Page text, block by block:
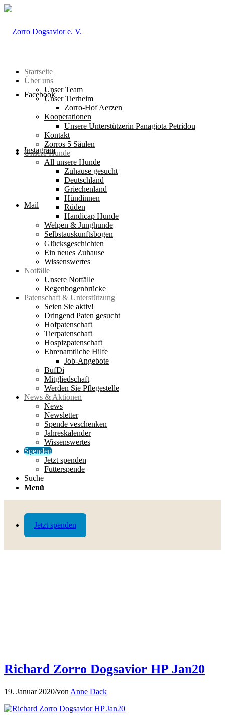
Jetzt spenden
Facebook
Instagram
Mail
Startseite
Über uns
Unser Team
Unser Tierheim
Zorro-Hof Aerzen
Kooperationen
Unsere Unterstützerin Panagiota Petridou
Kontakt
Zorros 5 Säulen
Unsere Hunde
All unsere Hunde
Zuhause gesucht
Deutschland
Griechenland
Hündinnen
Rüden
Handicap Hunde
Welpen & Junghunde
Selbstauskunftsbogen
Glücksgeschichten
Ein neues Zuhause
Wissenswertes
Notfälle
Unsere Notfälle
Regenbogenbrücke
Patenschaft & Unterstützung
Seien Sie aktiv!
Dringend Paten gesucht
Hofpatenschaft
Tierpatenschaft
Hospizpatenschaft
Ehrenamtliche Hilfe
Job-Angebote
BufDi
Mitgliedschaft
Werden Sie Pflegestelle
News & Aktionen
News
Newsletter
Spende veschenken
Jahreskalender
Wissenswertes
Spenden
Jetzt spenden
Futterspende
Suche
Menü
Richard Zorro Dogsavior HP Jan20
19. Januar 2020/von Anne Dack